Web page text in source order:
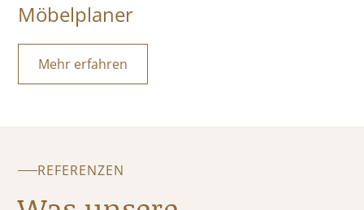
Möbelplaner
Mehr erfahren
REFERENZEN